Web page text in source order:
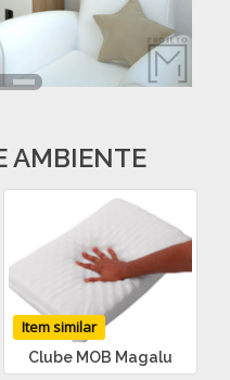
AMBIENTE
Item similar
Clube MOB Magalu